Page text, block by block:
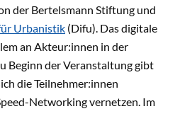
der Bertelsmann Stiftung und
Urbanistik (Difu). Das digitale
an Akteur:innen in der
Beginn der Veranstaltung gibt
die Teilnehmer:innen
Networking vernetzen. Im